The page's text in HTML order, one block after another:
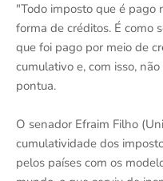
"Todo imposto que é pago
forma de créditos. É como
que foi pago por meio de
cumulativo e, com isso,
pontua.
O senador Efraim Filho
cumulatividade dos
pelos países com os